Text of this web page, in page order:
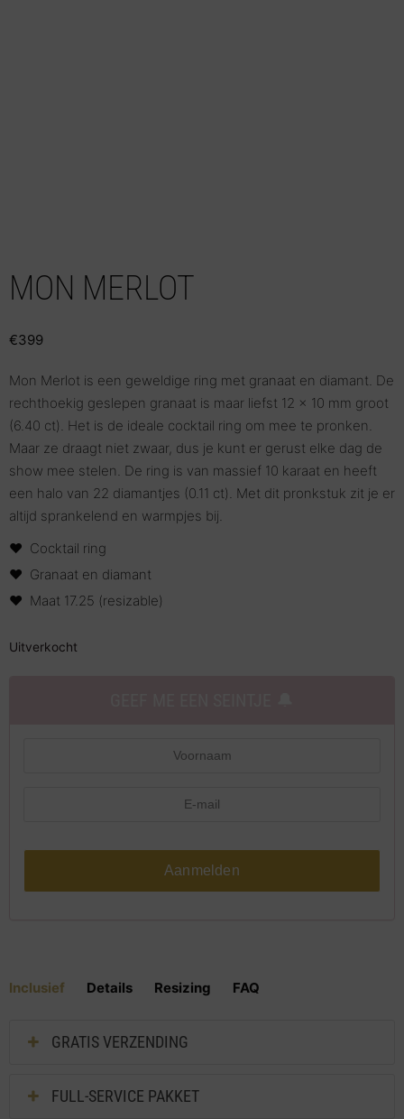
MON MERLOT
€399
Mon Merlot is een geweldige ring met granaat en diamant. De
rechthoekig geslepen granaat is maar liefst 12 x 10 mm groot
(6.40 ct). Het is de ideale cocktail ring om mee te pronken.
Maar ze draagt niet zwaar, dus je kunt er gerust elke dag de
show mee stelen. De ring is van massief 10 karaat en heeft
een halo van 22 diamantjes (0.11 ct). Met dit pronkstuk zit je er
altijd sprankelend en warmpjes bij.
Cocktail ring
Granaat en diamant
Maat 17.25 (resizable)
Uitverkocht
Aanmelden
Inclusief Details Resizing FAQ
GRATIS VERZENDING
FULL-SERVICE PAKKET